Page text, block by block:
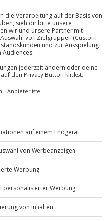
folgenden Zeiten,
Uhr